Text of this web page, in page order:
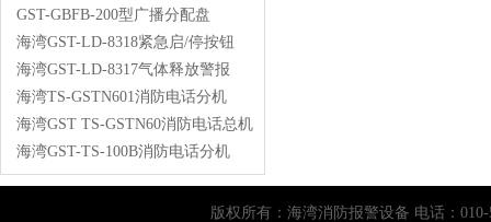
GST-GBFB-200型广播分配盘
海湾GST-LD-8318紧急启/停按钮
海湾GST-LD-8317气体释放警报
海湾TS-GSTN601消防电话分机
海湾GST TS-GSTN60消防电话总机
海湾GST-TS-100B消防电话分机
版权所有： 海湾消防报警设备 电话：